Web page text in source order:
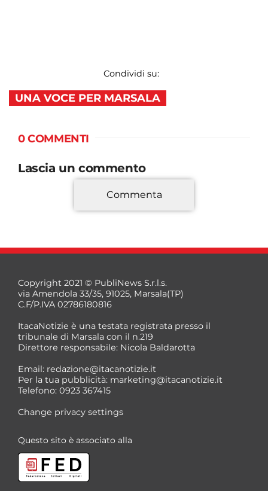
Condividi su:
UNA VOCE PER MARSALA
0 COMMENTI
Lascia un commento
*
*
Commenta
Copyright 2021 © PubliNews S.r.l.s.
via Amendola 33/35, 91025, Marsala(TP)
C.F/P.IVA 02786180816
ItacaNotizie è una testata registrata presso il
tribunale di Marsala con il n.219
Direttore responsabile: Nicola Baldarotta
Email: redazione@itacanotizie.it
Per la tua pubblicità: marketing@itacanotizie.it
Telefono: 0923 367415
Change privacy settings
Questo sito è associato alla